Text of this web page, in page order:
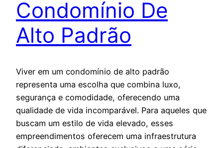
Condomínio De
Alto Padrão
Viver em um condomínio de alto padrão
representa uma escolha que combina luxo,
segurança e comodidade, oferecendo uma
qualidade de vida incomparável. Para aqueles que
buscam um estilo de vida elevado, esses
empreendimentos oferecem uma infraestrutura